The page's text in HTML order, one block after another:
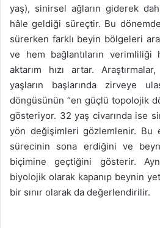
yaş), sinirsel ağların giderek
hâle geldiği süreçtir. Bu
sürerken farklı beyin bölgeleri
ve hem bağlantıların
aktarım hızı artar.
yaşların başlarında zirveye
döngüsünün “en güçlü topolojik
gösteriyor. 32 yaş civarında ise
yön değişimleri gözlemlenir. Bu
sürecinin sona erdiğini ve
biçimine geçtiğini gösterir.
biyolojik olarak kapanıp beynin
bir sınır olarak da değerlendirilir.